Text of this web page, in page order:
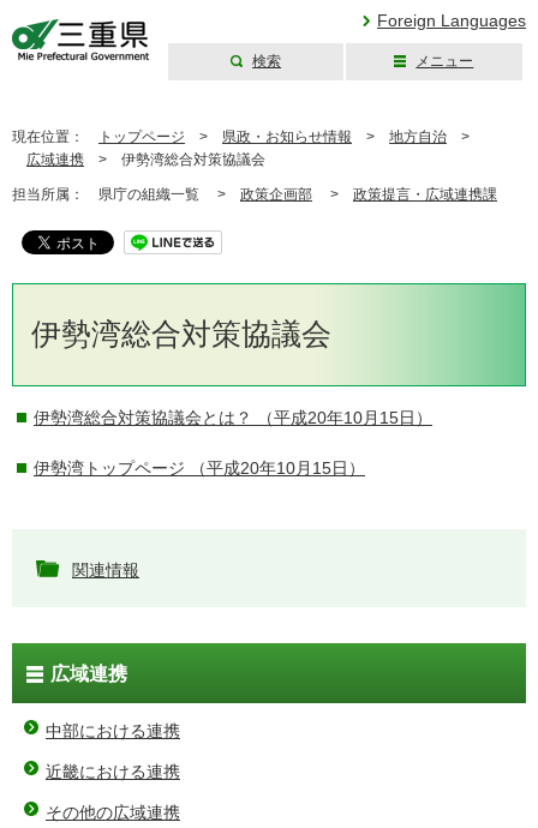
Foreign Languages
検索 メニュー
現在位置： トップページ > 県政・お知らせ情報 > 地方自治 >
広域連携 > 伊勢湾総合対策協議会
担当所属： 県庁の組織一覧 > 政策企画部 > 政策提言・広域連携課
伊勢湾総合対策協議会
伊勢湾総合対策協議会とは？ （平成20年10月15日）
伊勢湾トップページ （平成20年10月15日）
関連情報
広域連携
中部における連携
近畿における連携
その他の広域連携